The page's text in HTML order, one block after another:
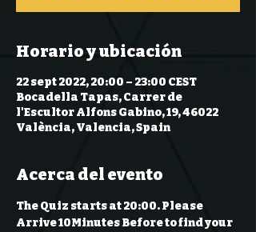
Horario y ubicación
22 sept 2022, 20:00 – 23:00 CEST
Bocadella Tapas, Carrer de
l'Escultor Alfons Gabino, 19, 46022
València, Valencia, Spain
Acerca del evento
The Quiz starts at 20:00. Please
Arrive 10Minutes Before to find your